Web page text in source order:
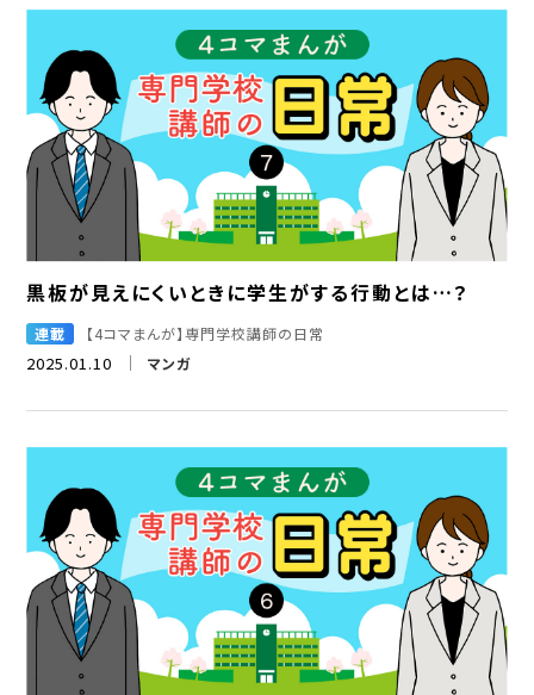
黒板が見えにくいときに学生がする行動とは…？
2025.01.10 マンガ
連載 【4コマまんが】専門学校講師の日常